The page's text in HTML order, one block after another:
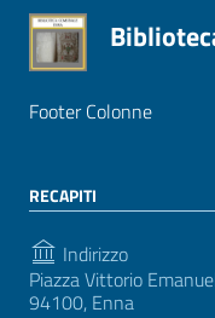
Footer Colonne
RECAPITI
Indirizzo
Piazza Vittorio
94100, Enna